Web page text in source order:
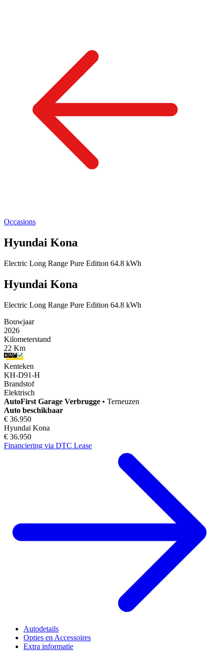
Occasions
Hyundai Kona
Electric Long Range Pure Edition 64.8 kWh
Hyundai Kona
Electric Long Range Pure Edition 64.8 kWh
Bouwjaar
2026
Kilometerstand
22 Km
Kenteken
KH-D91-H
Brandstof
Elektrisch
AutoFirst Garage Verbrugge • Terneuzen
Auto beschikbaar
€ 36.950
Hyundai Kona
€ 36.950
Financiering via DTC Lease
Autodetails
Opties en Accessoires
Extra informatie